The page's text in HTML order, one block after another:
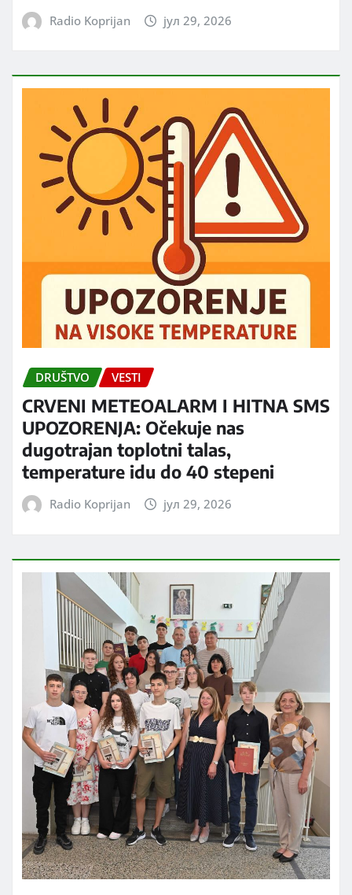
Radio Koprijan јул 29, 2026
DRUŠTVO VESTI
CRVENI METEOALARM I HITNA SMS
UPOZORENJA: Očekuje nas
dugotrajan toplotni talas,
temperature idu do 40 stepeni
Radio Koprijan јул 29, 2026